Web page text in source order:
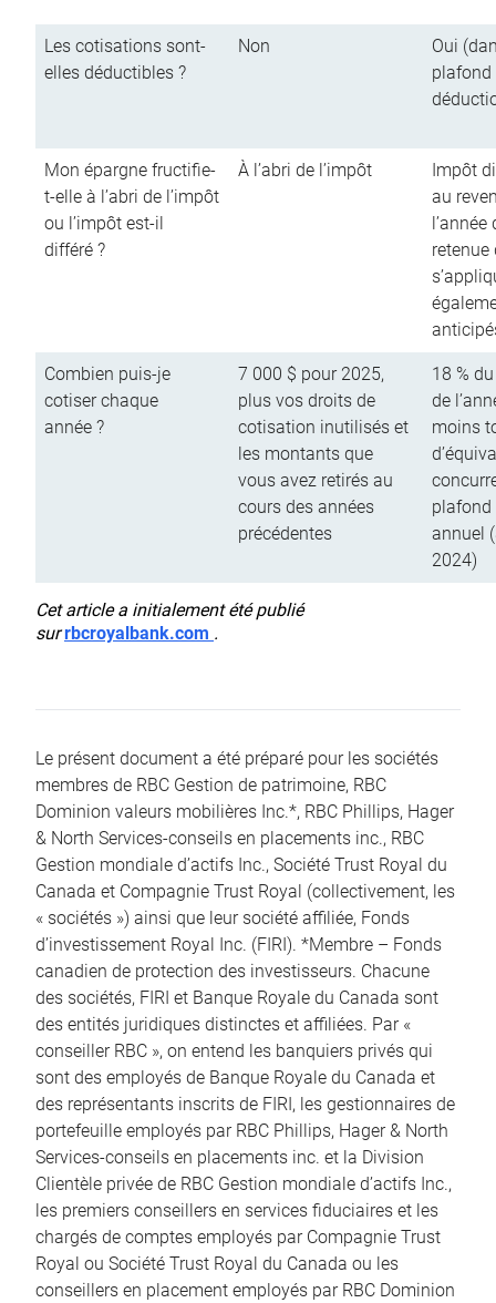
Les cotisations sont-
elles déductibles ?
Non
Oui
plafond
Mon épargne fructifie-
t-elle à l’abri de l’impôt
ou l’impôt est-il
différé ?
À l’abri de l’impôt
Impôt
au
retenue
Combien puis-je
cotiser chaque
année ?
7 000 $ pour 2025,
plus vos droits de
cotisation inutilisés et
les montants que
vous avez retirés au
cours des années
précédentes
18 %
de
moins
annuel
2024)
Cet article a initialement été publié
surrbcroyalbank.com .
Le présent document a été préparé pour les sociétés
membres de RBC Gestion de patrimoine, RBC
Dominion valeurs mobilières Inc.*, RBC Phillips, Hager
& North Services-conseils en placements inc., RBC
Gestion mondiale d’actifs Inc., Société Trust Royal du
Canada et Compagnie Trust Royal (collectivement, les
« sociétés ») ainsi que leur société affiliée, Fonds
d’investissement Royal Inc. (FIRI). *Membre – Fonds
canadien de protection des investisseurs. Chacune
des sociétés, FIRI et Banque Royale du Canada sont
des entités juridiques distinctes et affiliées. Par «
conseiller RBC », on entend les banquiers privés qui
sont des employés de Banque Royale du Canada et
des représentants inscrits de FIRI, les gestionnaires de
portefeuille employés par RBC Phillips, Hager & North
Services-conseils en placements inc. et la Division
Clientèle privée de RBC Gestion mondiale d’actifs Inc.,
les premiers conseillers en services fiduciaires et les
chargés de comptes employés par Compagnie Trust
Royal ou Société Trust Royal du Canada ou les
conseillers en placement employés par RBC Dominion